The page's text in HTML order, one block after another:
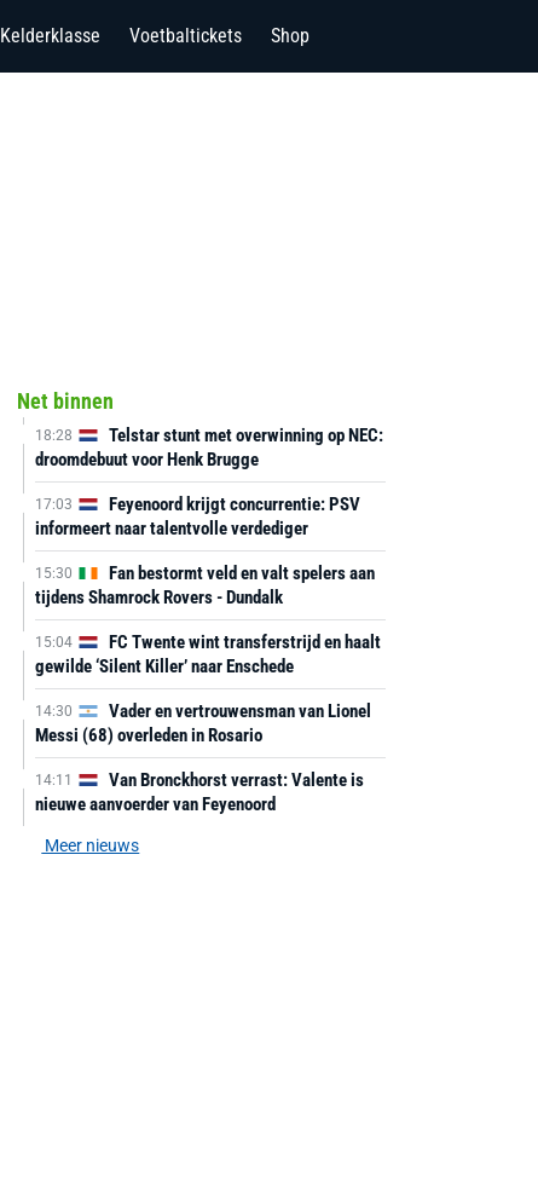
Kelderklasse Voetbaltickets Shop
Net binnen
18:28
Telstar stunt met overwinning op NEC:
droomdebuut voor Henk Brugge
17:03
Feyenoord krijgt concurrentie: PSV
informeert naar talentvolle verdediger
15:30
Fan bestormt veld en valt spelers aan
tijdens Shamrock Rovers - Dundalk
15:04
FC Twente wint transferstrijd en haalt
gewilde ‘Silent Killer’ naar Enschede
14:30
Vader en vertrouwensman van Lionel
Messi (68) overleden in Rosario
14:11
Van Bronckhorst verrast: Valente is
nieuwe aanvoerder van Feyenoord
Meer nieuws